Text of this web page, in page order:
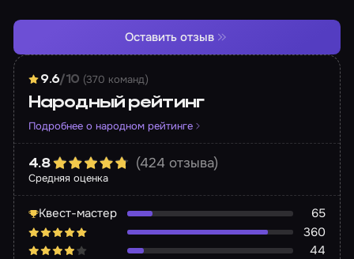
9.6/10 (370 команд)
Народный рейтинг
Подробнее о народном рейтинге
Средняя оценка
4.8 (424 отзыва)
Квест-мастер
65
360
44
Оставить отзыв